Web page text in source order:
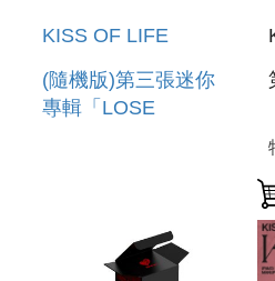
KISS OF LIFE
(隨機版)第三張迷你
專輯「LOSE